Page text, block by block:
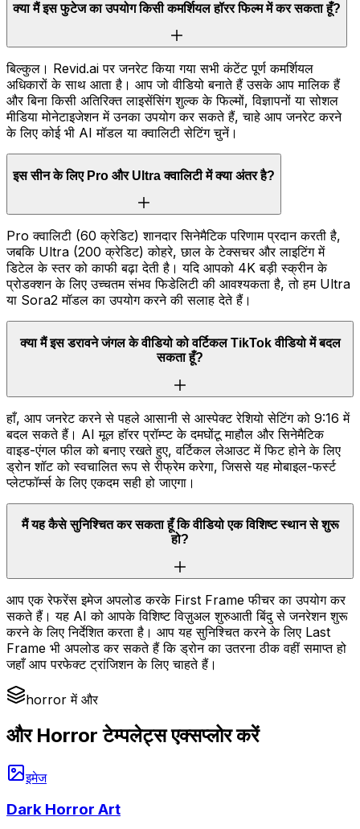
क्या मैं इस फुटेज का उपयोग किसी कमर्शियल हॉरर फिल्म में कर सकता हूँ?
बिल्कुल। Revid.ai पर जनरेट किया गया सभी कंटेंट पूर्ण कमर्शियल
अधिकारों के साथ आता है। आप जो वीडियो बनाते हैं उसके आप मालिक हैं
और बिना किसी अतिरिक्त लाइसेंसिंग शुल्क के फिल्मों, विज्ञापनों या सोशल
मीडिया मोनेटाइजेशन में उनका उपयोग कर सकते हैं, चाहे आप जनरेट करने
के लिए कोई भी AI मॉडल या क्वालिटी सेटिंग चुनें।
इस सीन के लिए Pro और Ultra क्वालिटी में क्या अंतर है?
Pro क्वालिटी (60 क्रेडिट) शानदार सिनेमैटिक परिणाम प्रदान करती है,
जबकि Ultra (200 क्रेडिट) कोहरे, छाल के टेक्सचर और लाइटिंग में
डिटेल के स्तर को काफी बढ़ा देती है। यदि आपको 4K बड़ी स्क्रीन के
प्रोडक्शन के लिए उच्चतम संभव फिडेलिटी की आवश्यकता है, तो हम Ultra
या Sora2 मॉडल का उपयोग करने की सलाह देते हैं।
क्या मैं इस डरावने जंगल के वीडियो को वर्टिकल TikTok वीडियो में बदल
सकता हूँ?
हाँ, आप जनरेट करने से पहले आसानी से आस्पेक्ट रेशियो सेटिंग को 9:16 में
बदल सकते हैं। AI मूल हॉरर प्रॉम्प्ट के दमघोंटू माहौल और सिनेमैटिक
वाइड-एंगल फील को बनाए रखते हुए, वर्टिकल लेआउट में फिट होने के लिए
ड्रोन शॉट को स्वचालित रूप से रीफ्रेम करेगा, जिससे यह मोबाइल-फर्स्ट
प्लेटफॉर्म्स के लिए एकदम सही हो जाएगा।
मैं यह कैसे सुनिश्चित कर सकता हूँ कि वीडियो एक विशिष्ट स्थान से शुरू
हो?
आप एक रेफरेंस इमेज अपलोड करके First Frame फीचर का उपयोग कर
सकते हैं। यह AI को आपके विशिष्ट विज़ुअल शुरुआती बिंदु से जनरेशन शुरू
करने के लिए निर्देशित करता है। आप यह सुनिश्चित करने के लिए Last
Frame भी अपलोड कर सकते हैं कि ड्रोन का उतरना ठीक वहीं समाप्त हो
जहाँ आप परफेक्ट ट्रांजिशन के लिए चाहते हैं।
horror में और
और Horror टेम्पलेट्स एक्सप्लोर करें
इमेज
Dark Horror Art